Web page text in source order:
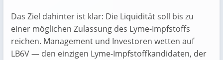
Das Ziel dahinter ist klar: Die Liquidität soll bis zu
einer möglichen Zulassung des Lyme-Impfstoffs
reichen. Management und Investoren wetten auf
LB6V — den einzigen Lyme-Impfstoffkandidaten, der